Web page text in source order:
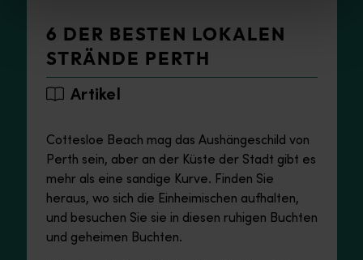
6 DER BESTEN LOKALEN
STRÄNDE PERTH
Artikel
Cottesloe Beach mag das Aushängeschild von
Perth sein, aber an der Küste der Stadt gibt es
mehr als eine sandige Kurve. Finden Sie
heraus, wo sich die Einheimischen aufhalten,
und besuchen Sie sie in diesen ruhigen Buchten
und geheimen Buchten.